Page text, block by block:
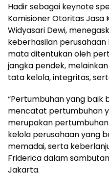
Hadir sebagai keynote
Komisioner Otoritas Jasa
Widyasari Dewi,
keberhasilan
mata ditentukan oleh
jangka pendek,
tata kelola, integritas,
“Pertumbuhan yang
mencatat pertumbuhan
merupakan
kelola perusahaan yang
memadai, serta
Friderica dalam
Jakarta.